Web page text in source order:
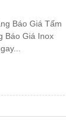
Báo Giá Tấm
Báo Giá Inox